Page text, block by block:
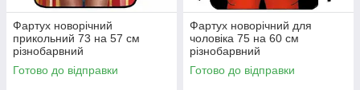
Фартух новорічний
прикольний 73 на 57 см
різнобарвний
Готово до відправки
Фартух новорічний для
чоловіка 75 на 60 см
різнобарвний
Готово до відправки